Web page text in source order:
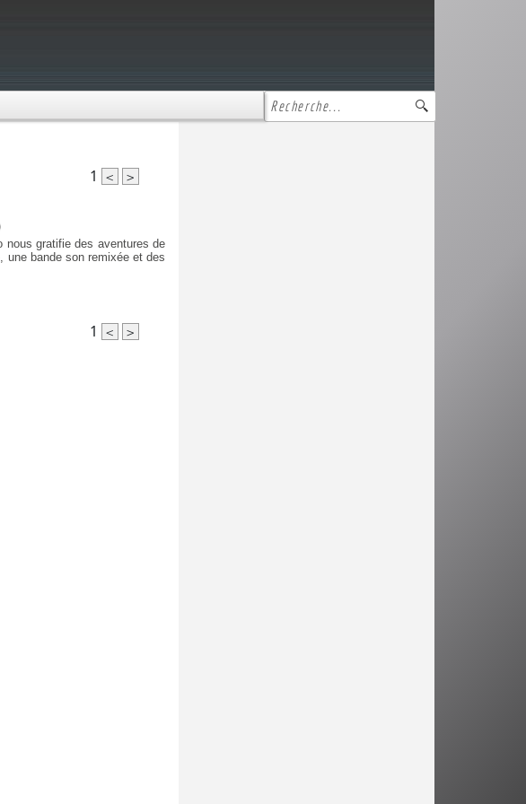
1 < >
nous gratifie des aventures de
une bande son remixée et des
1 < >